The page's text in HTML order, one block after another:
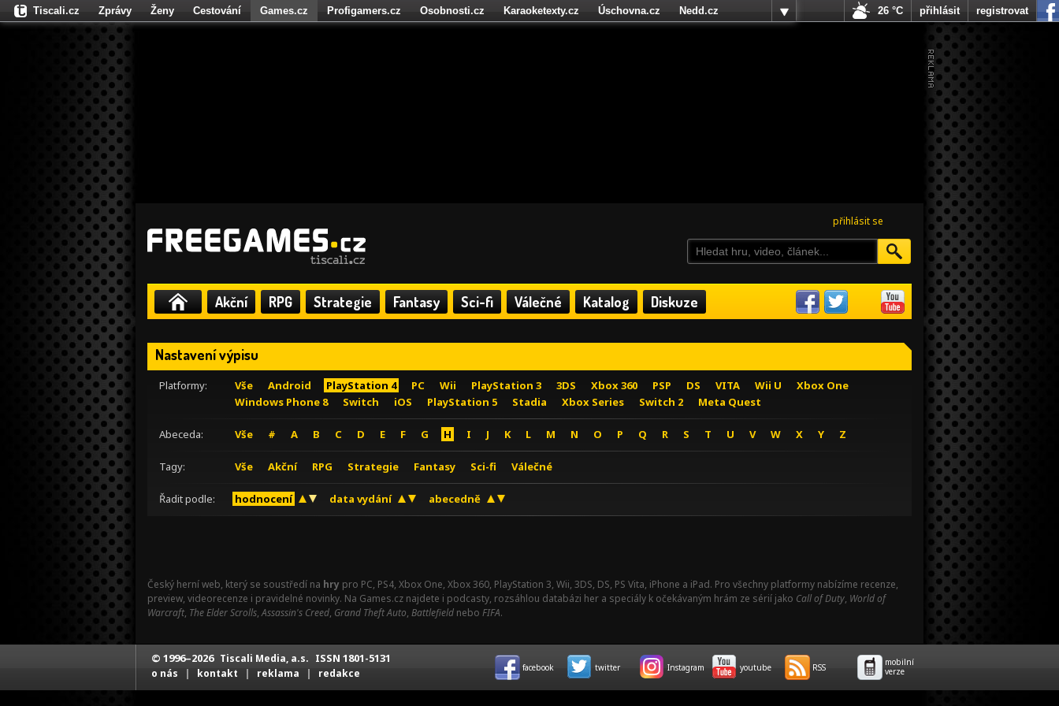
přihlásit se
Akční RPG Strategie Fantasy Sci-fi Válečné Katalog Diskuze
Nastavení výpisu
Platformy: Vše Android PlayStation 4 PC Wii PlayStation 3 3DS Xbox 360 PSP DS VITA Wii U
Xbox One
Windows Phone 8
Switch iOS PlayStation 5 Stadia Xbox Series Switch 2 Meta Quest
Abeceda: Vše # A B C D E F G H I J K L M N O P Q R S T U V W X Y Z
Tagy: Vše Akční RPG Strategie Fantasy Sci-fi Válečné
Řadit podle: hodnocení data vydání abecedně
Český herní web, který se soustředí na hry pro PC, PS4, Xbox One, Xbox 360, PlayStation 3, Wii, 3DS, DS, PS Vita, iPhone a iPad. Pro všechny platformy nabízíme recenze,
preview, videorecenze i pravidelné novinky. Na Games.cz najdete i podcasty, rozsáhlou databázi her a speciály k očekávaným hrám ze sérií jako Call of Duty, World of
Warcraft, The Elder Scrolls,Assassin's Creed, Grand Theft Auto, Battlefield nebo FIFA.
Tiscali.cz Zprávy Ženy Cestování Games.cz Profigamers.cz Osobnosti.cz Karaoketexty.cz Úschovna.cz
Nedd.cz
Fights.cz
26 °C přihlásit registrovat
© 1996–2026 Tiscali Media, a.s. ISSN 1801-5131
o nás | kontakt | reklama | redakce facebook twitter Instagram youtube RSS
mobilní
verze